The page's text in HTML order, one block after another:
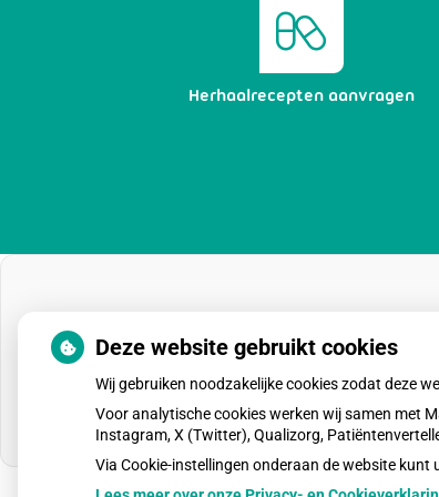
Herhaalrecepten aanvragen
Deze website gebruikt cookies
Wij gebruiken noodzakelijke cookies zodat deze
Voor analytische cookies werken wij samen met
Instagram, X (Twitter), Qualizorg,
Via Cookie-instellingen onderaan de website